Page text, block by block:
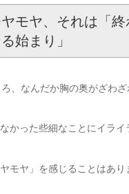
モヤ、それは「終
始まり」
、なんだか胸の奥がざわざ
かった些細なことにイライ
モヤ」を感じることはあり